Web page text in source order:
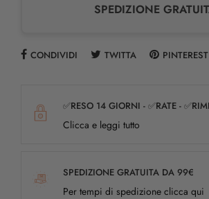
SPEDIZIONE
CONDIVIDI TWITTA PINTEREST
✅RESO 14 GIORNI - ✅RATE -
Clicca e leggi tutto
SPEDIZIONE GRATUITA DA 99€
Per tempi di spedizione clicca qui